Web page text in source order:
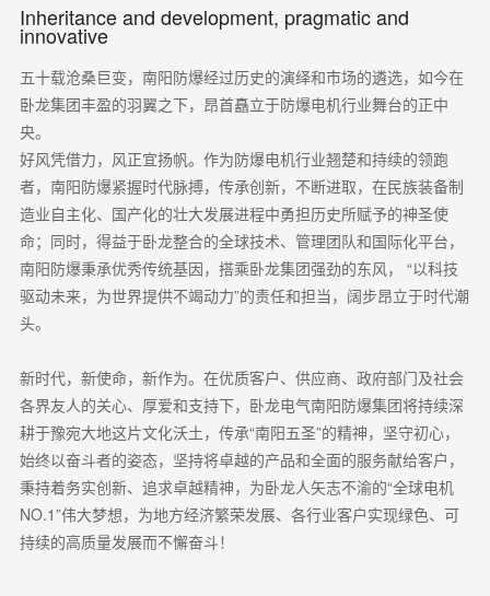
Inheritance and development, pragmatic and
innovative
五十载沧桑巨变，南阳防爆经过历史的演绎和市场的遴选，如今在
卧龙集团丰盈的羽翼之下，昂首矗立于防爆电机行业舞台的正中
央。
好风凭借力，风正宜扬帆。作为防爆电机行业翘楚和持续的领跑
者，南阳防爆紧握时代脉搏，传承创新，不断进取，在民族装备制
造业自主化、国产化的壮大发展进程中勇担历史所赋予的神圣使
命；同时，得益于卧龙整合的全球技术、管理团队和国际化平台，
南阳防爆秉承优秀传统基因，搭乘卧龙集团强劲的东风， “以科技
驱动未来，为世界提供不竭动力”的责任和担当，阔步昂立于时代潮
头。
新时代，新使命，新作为。在优质客户、供应商、政府部门及社会
各界友人的关心、厚爱和支持下，卧龙电气南阳防爆集团将持续深
耕于豫宛大地这片文化沃土，传承“南阳五圣”的精神，坚守初心，
始终以奋斗者的姿态，坚持将卓越的产品和全面的服务献给客户，
秉持着务实创新、追求卓越精神，为卧龙人矢志不渝的“全球电机
NO.1”伟大梦想，为地方经济繁荣发展、各行业客户实现绿色、可
持续的高质量发展而不懈奋斗！